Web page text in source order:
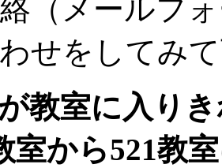
（メールフ
せをしてみ
教室に入り
室から521教